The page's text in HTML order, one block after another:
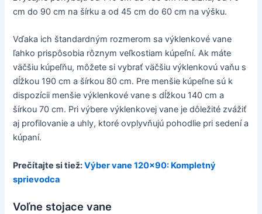
cm do 90 cm na šírku a od 45 cm do 60 cm na výšku.
Vďaka ich štandardným rozmerom sa výklenkové vane
ľahko prispôsobia rôznym veľkostiam kúpeľní. Ak máte
väčšiu kúpeľňu, môžete si vybrať väčšiu výklenkovú vaňu s
dĺžkou 190 cm a šírkou 80 cm. Pre menšie kúpeľne sú k
dispozícii menšie výklenkové vane s dĺžkou 140 cm a
šírkou 70 cm. Pri výbere výklenkovej vane je dôležité zvážiť
aj profilovanie a uhly, ktoré ovplyvňujú pohodlie pri sedení a
kúpaní.
Prečítajte si tiež:Výber vane 120x90: Kompletný
sprievodca
Voľne stojace vane